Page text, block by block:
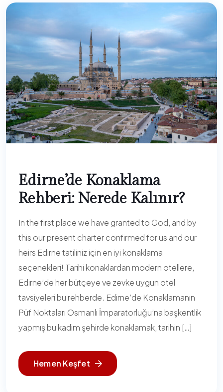
Edirne’de Konaklama
Rehberi: Nerede Kalınır?
In the first place we have granted to God, and by
this our present charter confirmed for us and our
heirs Edirne tatiliniz için en iyi konaklama
seçenekleri! Tarihi konaklardan modern otellere,
Edirne’de her bütçeye ve zevke uygun otel
tavsiyeleri bu rehberde. Edirne’de Konaklamanın
Püf Noktaları Osmanlı İmparatorluğu’na başkentlik
yapmış bu kadim şehirde konaklamak, tarihin […]
Hemen Keşfet